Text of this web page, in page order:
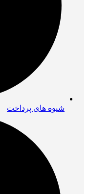
شیوه های پرداخت